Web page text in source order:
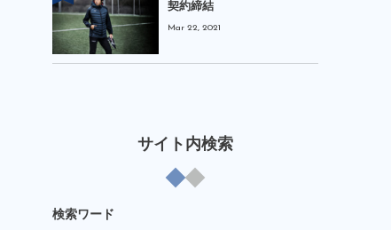
契約締結
Mar 22, 2021
サイト内検索
検索ワード